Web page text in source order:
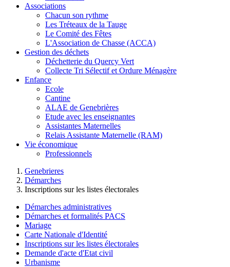
Associations
Chacun son rythme
Les Tréteaux de la Tauge
Le Comité des Fêtes
L'Association de Chasse (ACCA)
Gestion des déchets
Déchetterie du Quercy Vert
Collecte Tri Sélectif et Ordure Ménagère
Enfance
Ecole
Cantine
ALAE de Genebrières
Etude avec les enseignantes
Assistantes Maternelles
Relais Assistante Maternelle (RAM)
Vie économique
Professionnels
Genebrieres
Démarches
Inscriptions sur les listes électorales
Démarches administratives
Démarches et formalités PACS
Mariage
Carte Nationale d'Identité
Inscriptions sur les listes électorales
Demande d'acte d'Etat civil
Urbanisme